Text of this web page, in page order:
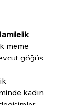
meme
göğüs
kadın